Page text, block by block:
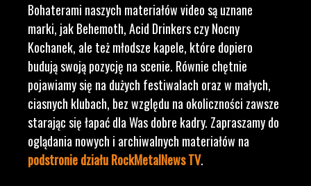
Bohaterami naszych materiałów video są uznane
marki, jak Behemoth, Acid Drinkers czy Nocny
Kochanek, ale też młodsze kapele, które dopiero
budują swoją pozycję na scenie. Równie chętnie
pojawiamy się na dużych festiwalach oraz w małych,
ciasnych klubach, bez względu na okoliczności zawsze
starając się łapać dla Was dobre kadry. Zapraszamy do
oglądania nowych i archiwalnych materiałów na
podstronie działu RockMetalNews TV.